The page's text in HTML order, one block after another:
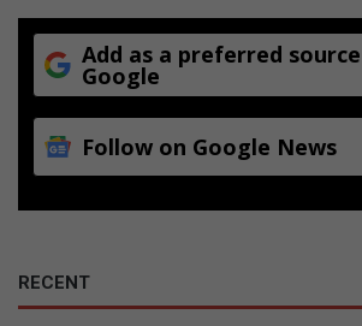
Add as a preferred
Google
Follow on Google News
RECENT